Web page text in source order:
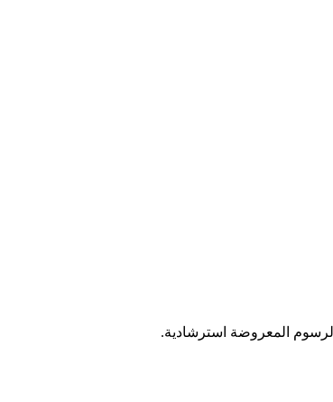
المعروضة استرشادية.